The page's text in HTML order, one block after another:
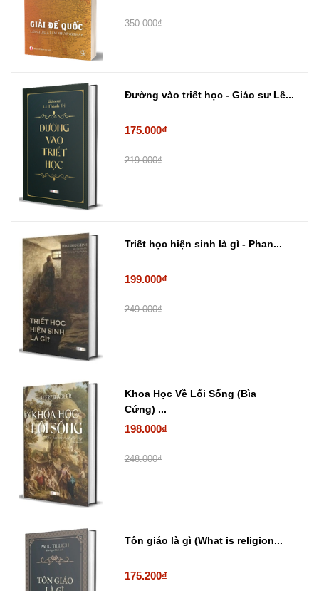
350.000₫
Đường vào triết học - Giáo sư Lê...
175.000₫
219.000₫
Triết học hiện sinh là gì - Phan...
199.000₫
249.000₫
Khoa Học Về Lối Sống (Bìa
Cứng) ...
198.000₫
248.000₫
Tôn giáo là gì (What is religion...
175.200₫